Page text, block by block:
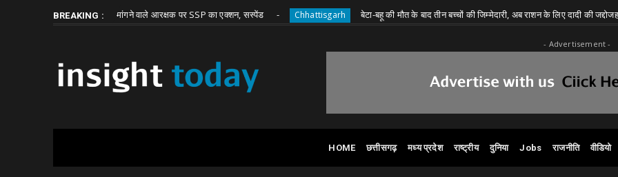
Friday, August 7 About Write for Us
- Advertisement -
HOME छत्तीसगढ़ मध्य प्रदेश राष्ट्रीय दुनिया Jobs राजनीति वीडियो
BREAKING :
घूस मांगने वाले आरक्षक पर SSP का एक्शन, सस्पेंड Chhattisgarh बेटा-बहू की मौत के बाद तीन बच्चों की जिम्मेदारी, अब राशन के लिए दादी की जद्दोजहद